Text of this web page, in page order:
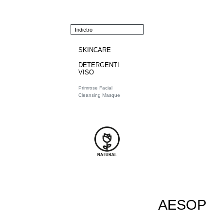
Indietro
SKINCARE
DETERGENTI
VISO
Primrose Facial
Cleansing Masque
AESOP